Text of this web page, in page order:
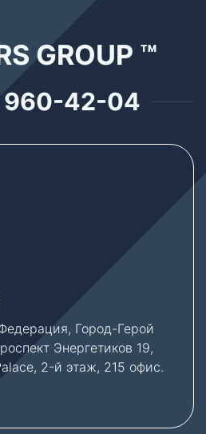
GROUP ™
960-42-04
Город-Герой
Энергетиков 19,
2-й этаж, 215 офис.